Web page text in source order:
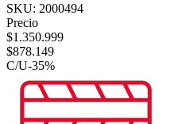
SKU: 2000494
Precio
$1.350.999
$878.149
C/U-35%